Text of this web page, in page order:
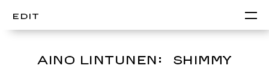
EDIT
AINO LINTUNEN: SHIMMY